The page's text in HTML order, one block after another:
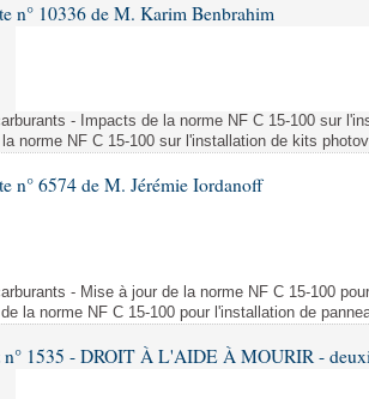
n° 10336 de M. Karim Benbrahim
- Impacts de la norme NF C 15-100 sur
la norme NF C 15-100 sur l'installation de kits
n° 6574 de M. Jérémie Iordanoff
- Mise à jour de la norme NF C 15-100
la norme NF C 15-100 pour l'installation de
n° 1535 - DROIT À L'AIDE À MOURIR -